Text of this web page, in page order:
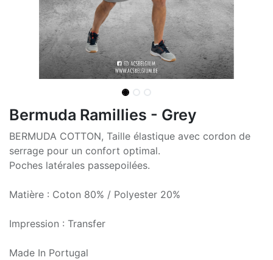
Bermuda Ramillies - Grey
BERMUDA COTTON, Taille élastique avec cordon de
serrage pour un confort optimal.
Poches latérales passepoilées.
Matière : Coton 80% / Polyester 20%
Impression : Transfer
Made In Portugal